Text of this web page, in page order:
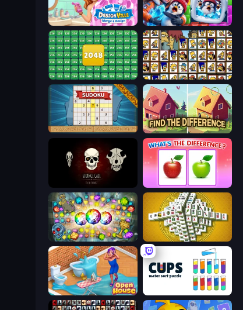
Designville: Merge & Design Captain Blast
2048 Merge Blocks Tiles of the Simpsons
Sudoku Online Find The Difference
What's The Difference?
Forgotten Treasure 2 Mahjong Tower
Open House Cups - Water Sort Puzzle